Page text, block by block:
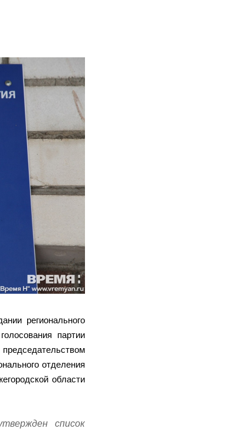
регионального
партии
отделения
области
список